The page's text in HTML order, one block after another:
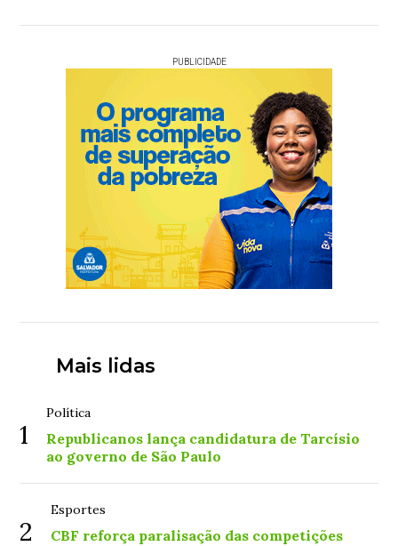
PUBLICIDADE
Mais lidas
1
Política
Republicanos lança candidatura de Tarcísio
ao governo de São Paulo
2
Esportes
CBF reforça paralisação das competições